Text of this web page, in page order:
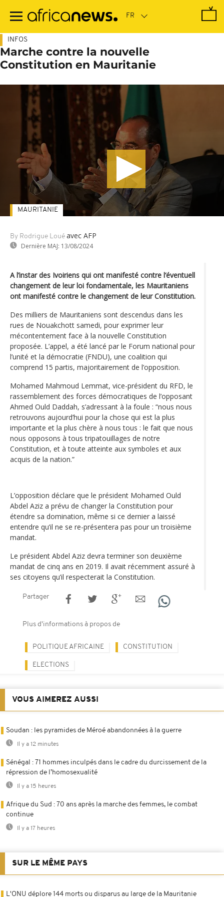
contenu
INFOS
Marche contre la nouvelle
Constitution en Mauritanie
By Rodrigue Loué avec AFP
Dernière MAJ: 13/08/2024
MAURITANIE
A l’instar des Ivoiriens qui ont manifesté contre l‘éventuell
changement de leur loi fondamentale, les Mauritaniens
ont manifesté contre le changement de leur Constitution.
Des milliers de Mauritaniens sont descendus dans les
rues de Nouakchott samedi, pour exprimer leur
mécontentement face à la nouvelle Constitution
proposée. L’appel, a été lancé par le Forum national pour
l’unité et la démocratie (FNDU), une coalition qui
comprend 15 partis, majoritairement de l’opposition.
Mohamed Mahmoud Lemmat, vice-président du RFD, le
rassemblement des forces démocratiques de l’opposant
Ahmed Ould Daddah, s’adressant à la foule : “nous nous
retrouvons aujourd’hui pour la chose qui est la plus
importante et la plus chère à nous tous : le fait que nous
nous opposons à tous tripatouillages de notre
Constitution, et à toute atteinte aux symboles et aux
acquis de la nation.”
L’opposition déclare que le président Mohamed Ould
Abdel Aziz a prévu de changer la Constitution pour
étendre sa domination, même si ce dernier a laissé
entendre qu’il ne se re-présentera pas pour un troisième
mandat.
Le président Abdel Aziz devra terminer son deuxième
mandat de cinq ans en 2019. Il avait récemment assuré à
ses citoyens qu’il respecterait la Constitution.
Partager
Plus d'informations à propos de
POLITIQUE AFRICAINE CONSTITUTION
ELECTIONS
VOUS AIMEREZ AUSSI
Soudan : les pyramides de Méroé abandonnées à la guerre
Il y a 12 minutes
Sénégal : 71 hommes inculpés dans le cadre du durcissement de la
répression de l’homosexualité
Il y a 15 heures
Afrique du Sud : 70 ans après la marche des femmes, le combat
continue
Il y a 17 heures
SUR LE MÊME PAYS
L'ONU déplore 144 morts ou disparus au large de la Mauritanie